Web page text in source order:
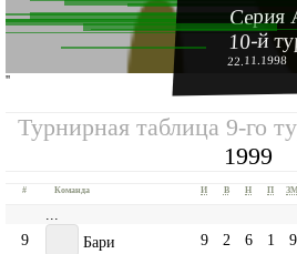
Серия
10-й
22.11.1998
''
Турнирная таблица 9-го
1999
# Команда И В Н П ЗМ
9
Бари 9 2 6 1 9